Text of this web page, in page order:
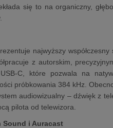
się to na organiczny,
najwyższy
z autorskim,
C, które pozwala na
próbkowania 384 kHz.
audiowizualny – dźwięk z
pilota od telewizora.
Sound i Auracast